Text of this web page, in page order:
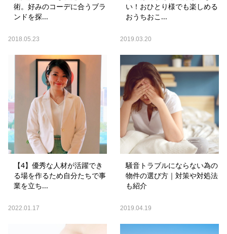
術。好みのコーデに合うブラ
ンドを探...
2018.05.23
い！おひとり様でも楽しめる
おうちおこ...
2019.03.20
【4】優秀な人材が活躍でき
る場を作るため自分たちで事
業を立ち...
2022.01.17
騒音トラブルにならない為の
物件の選び方｜対策や対処法
も紹介
2019.04.19